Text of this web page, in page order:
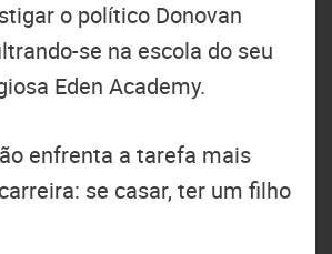
o político Donovan
se na escola do seu
Eden Academy.
enfrenta a tarefa mais
se casar, ter um filho